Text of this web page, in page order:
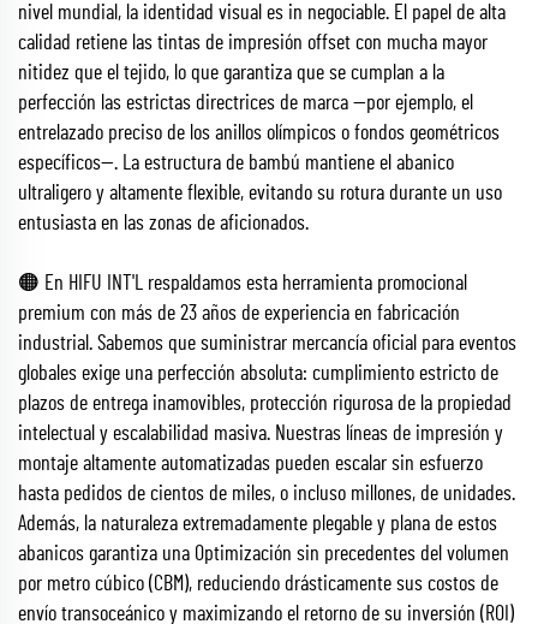
nivel mundial, la identidad visual es in negociable. El papel de alta
calidad retiene las tintas de impresión offset con mucha mayor
nitidez que el tejido, lo que garantiza que se cumplan a la
perfección las estrictas directrices de marca —por ejemplo, el
entrelazado preciso de los anillos olímpicos o fondos geométricos
específicos—. La estructura de bambú mantiene el abanico
ultraligero y altamente flexible, evitando su rotura durante un uso
entusiasta en las zonas de aficionados.
🟠 En HIFU INT'L respaldamos esta herramienta promocional
premium con más de 23 años de experiencia en fabricación
industrial. Sabemos que suministrar mercancía oficial para eventos
globales exige una perfección absoluta: cumplimiento estricto de
plazos de entrega inamovibles, protección rigurosa de la propiedad
intelectual y escalabilidad masiva. Nuestras líneas de impresión y
montaje altamente automatizadas pueden escalar sin esfuerzo
hasta pedidos de cientos de miles, o incluso millones, de unidades.
Además, la naturaleza extremadamente plegable y plana de estos
abanicos garantiza una Optimización sin precedentes del volumen
por metro cúbico (CBM), reduciendo drásticamente sus costos de
envío transoceánico y maximizando el retorno de su inversión (ROI)